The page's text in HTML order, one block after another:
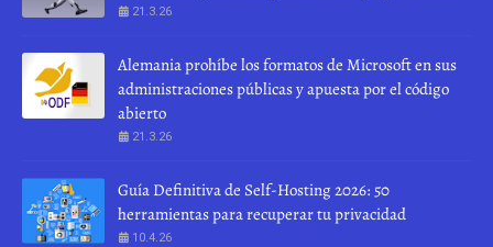
21.3.26
Alemania prohíbe los formatos de Microsoft en sus
administraciones públicas y apuesta por el código
abierto
21.3.26
Guía Definitiva de Self-Hosting 2026: 50
herramientas para recuperar tu privacidad
10.4.26